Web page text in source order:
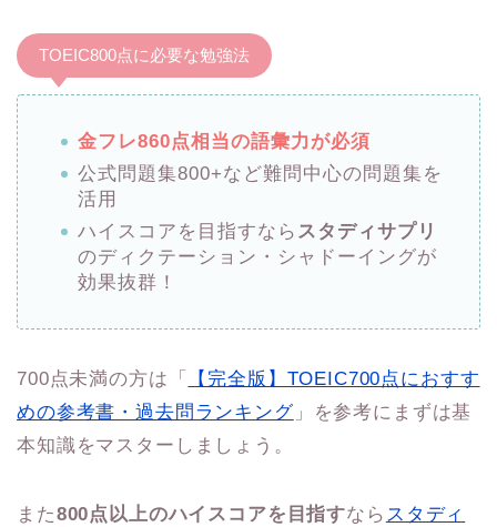
TOEIC800点に必要な勉強法
金フレ860点相当の語彙力が必須
公式問題集800+など難問中心の問題集を
活用
ハイスコアを目指すなら スタディサプリ
のディクテーション・シャドーイングが
効果抜群！
700点未満の方は「
【完全版】TOEIC700点におすす
めの参考書・過去問ランキング」を参考にまずは基
本知識をマスターしましょう。
また800点以上のハイスコアを目指すなら スタディ